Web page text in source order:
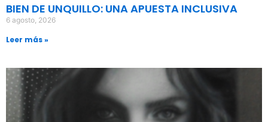
BIEN DE UNQUILLO: UNA APUESTA INCLUSIVA
6 agosto, 2026
Leer más »